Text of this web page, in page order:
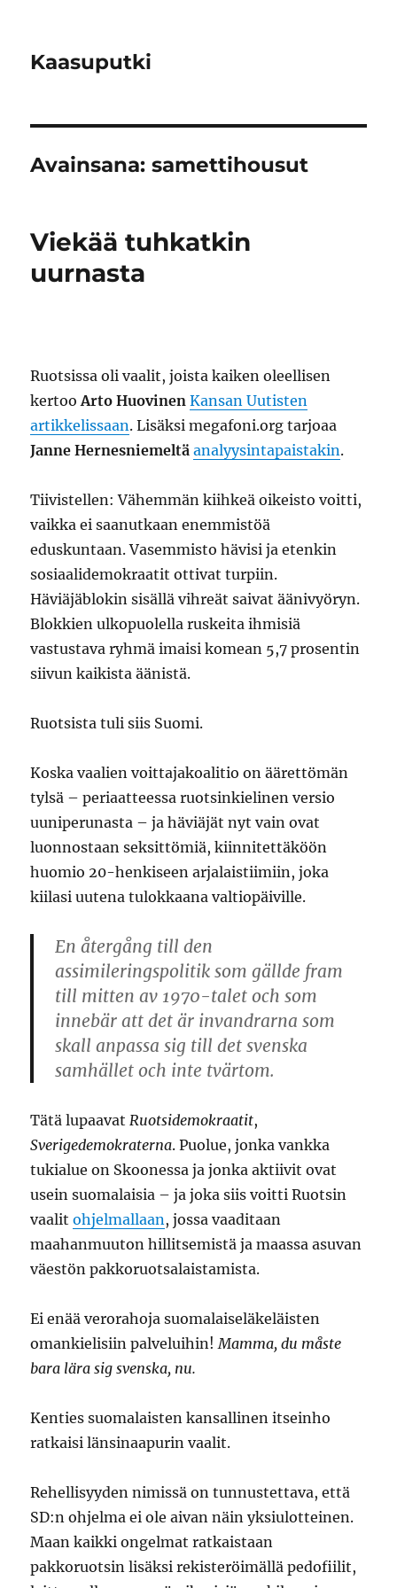
Kaasuputki
Avainsana:samettihousut
Viekää tuhkatkin
uurnasta
Ruotsissa oli vaalit, joista kaiken oleellisen
kertooArto Huovinen Kansan Uutisten
artikkelissaan. Lisäksi megafoni.org tarjoaa
Janne Hernesniemeltä analyysintapaistakin.
Tiivistellen: Vähemmän kiihkeä oikeisto voitti,
vaikka ei saanutkaan enemmistöä
eduskuntaan. Vasemmisto hävisi ja etenkin
sosiaalidemokraatit ottivat turpiin.
Häviäjäblokin sisällä vihreät saivat äänivyöryn.
Blokkien ulkopuolella ruskeita ihmisiä
vastustava ryhmä imaisi komean 5,7 prosentin
siivun kaikista äänistä.
Ruotsista tuli siis Suomi.
Koska vaalien voittajakoalitio on äärettömän
tylsä – periaatteessa ruotsinkielinen versio
uuniperunasta – ja häviäjät nyt vain ovat
luonnostaan seksittömiä, kiinnitettäköön
huomio 20-henkiseen arjalaistiimiin, joka
kiilasi uutena tulokkaana valtiopäiville.
En återgång till den
assimileringspolitik som gällde fram
till mitten av 1970-talet och som
innebär att det är invandrarna som
skall anpassa sig till det svenska
samhället och inte tvärtom.
Tätä lupaavatRuotsidemokraatit,
Sverigedemokraterna. Puolue, jonka vankka
tukialue on Skoonessa ja jonka aktiivit ovat
usein suomalaisia – ja joka siis voitti Ruotsin
vaalitohjelmallaan, jossa vaaditaan
maahanmuuton hillitsemistä ja maassa asuvan
väestön pakkoruotsalaistamista.
Ei enää verorahoja suomalaiseläkeläisten
omankielisiin palveluihin!Mamma, du måste
bara lära sig svenska, nu.
Kenties suomalaisten kansallinen itseinho
ratkaisi länsinaapurin vaalit.
Rehellisyyden nimissä on tunnustettava, että
SD:n ohjelma ei ole aivan näin yksiulotteinen.
Maan kaikki ongelmat ratkaistaan
pakkoruotsin lisäksi rekisteröimällä pedofiilit,